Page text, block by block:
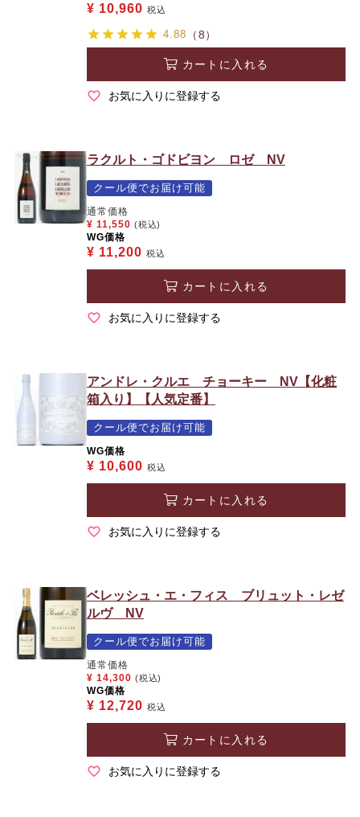
¥ 10,960 税込
4.88 （8）
カートに入れる
お気に入りに登録する
ラクルト・ゴドビヨン ロゼ NV
クール便でお届け可能
通常価格
¥ 11,550 (税込)
WG価格
¥ 11,200 税込
カートに入れる
お気に入りに登録する
アンドレ・クルエ チョーキー NV【化粧
箱入り】【人気定番】
クール便でお届け可能
WG価格
¥ 10,600 税込
カートに入れる
お気に入りに登録する
ベレッシュ・エ・フィス ブリュット・レゼ
ルヴ NV
クール便でお届け可能
通常価格
¥ 14,300 (税込)
WG価格
¥ 12,720 税込
カートに入れる
お気に入りに登録する